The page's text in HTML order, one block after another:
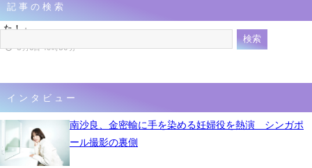
にも思っていなかっ
た！」
3月6日 19時30分
記事の検索
インタビュー
南沙良、金密輸に手を染める妊婦役を熱演 シンガポ
ール撮影の裏側